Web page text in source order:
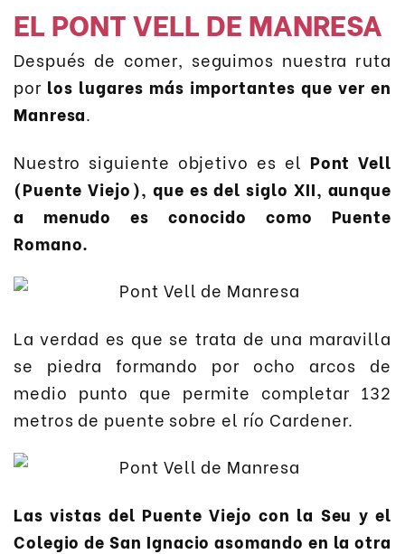
EL PONT VELL DE MANRESA
Después de comer, seguimos nuestra ruta
por los lugares más importantes que ver en
Manresa.
Nuestro siguiente objetivo es el Pont Vell
(Puente Viejo), que es del siglo XII, aunque
a menudo es conocido como Puente
Romano.
La verdad es que se trata de una maravilla
se piedra formando por ocho arcos de
medio punto que permite completar 132
metros de puente sobre el río Cardener.
Las vistas del Puente Viejo con la Seu y el
Colegio de San Ignacio asomando en la otra